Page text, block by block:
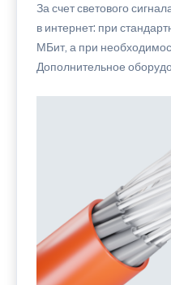
За счет светового
в интернет: при
МБит, а при
Дополнительное